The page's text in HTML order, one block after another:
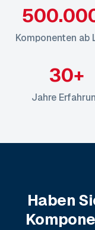
Komponenten ab
30+
Jahre
Haben